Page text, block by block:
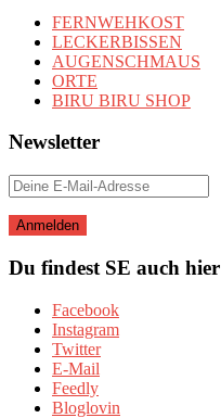
FERNWEHKOST
LECKERBISSEN
AUGENSCHMAUS
ORTE
BIRU BIRU SHOP
Newsletter
Du findest SE auch hier
Facebook
Instagram
Twitter
E-Mail
Feedly
Bloglovin